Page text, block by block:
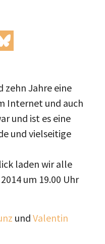
zehn Jahre eine
Internet und auch
und ist es eine
und vielseitige
laden wir alle
um 19.00 Uhr
und Valentin